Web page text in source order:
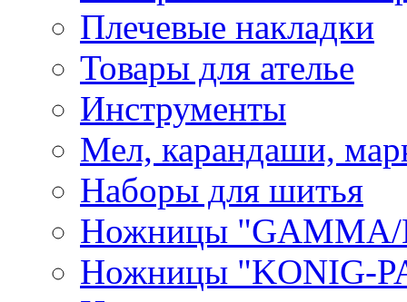
Плечевые накладки
Товары для ателье
Инструменты
Мел, карандаши,
Наборы для шитья
Ножницы "GAMMA/
Ножницы "KONIG-